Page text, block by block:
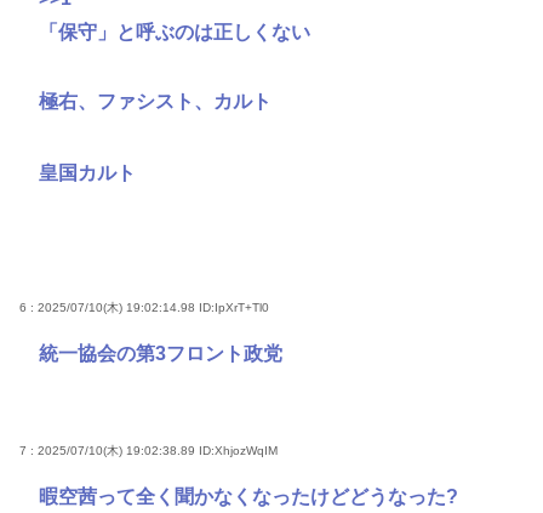
「保守」と呼ぶのは正しくない
極右、ファシスト、カルト
皇国カルト
6 : 2025/07/10(木) 19:02:14.98 ID:IpXrT+Tl0
統一協会の第3フロント政党
7 : 2025/07/10(木) 19:02:38.89 ID:XhjozWqIM
暇空茜って全く聞かなくなったけどどうなった?